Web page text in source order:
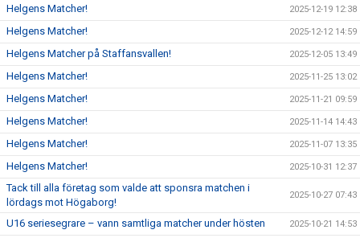
Helgens Matcher! 2025-12-19 12:38
Helgens Matcher! 2025-12-12 14:59
Helgens Matcher på Staffansvallen! 2025-12-05 13:49
Helgens Matcher! 2025-11-25 13:02
Helgens Matcher! 2025-11-21 09:59
Helgens Matcher! 2025-11-14 14:43
Helgens Matcher! 2025-11-07 13:35
Helgens Matcher! 2025-10-31 12:37
Tack till alla företag som valde att sponsra matchen i
lördags mot Högaborg!
2025-10-27 07:43
U16 seriesegrare – vann samtliga matcher under hösten 2025-10-21 14:53